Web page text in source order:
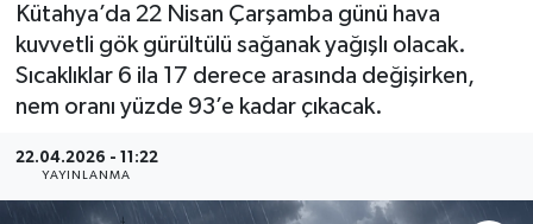
Kütahya’da 22 Nisan Çarşamba günü hava
kuvvetli gök gürültülü sağanak yağışlı olacak.
Sıcaklıklar 6 ila 17 derece arasında değişirken,
nem oranı yüzde 93’e kadar çıkacak.
22.04.2026 - 11:22
YAYINLANMA
Ekonomi
Eleman
Son Dakika Haberleri
Haber Arşivi